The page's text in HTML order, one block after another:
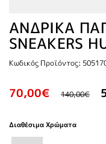
ΑΝΔΡΙΚΑ
SNEAKERS
Κωδικός Προϊόντος:
70,00€ 140,00€
Διαθέσιμα Χρώματα